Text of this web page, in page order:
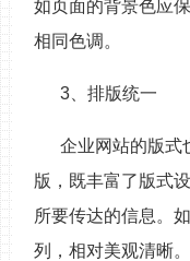
如页面的背景色应
相同色调。
3、排版统一
企业网站的版式
版，既丰富了版式
所要传达的信息。
列，相对美观清晰。